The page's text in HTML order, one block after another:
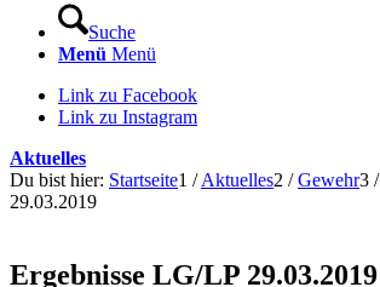
Suche
Menü Menü
Link zu Facebook
Link zu Instagram
Aktuelles
Du bist hier: Startseite1 / Aktuelles2 / Gewehr3 /
29.03.2019
Ergebnisse LG/LP 29.03.2019